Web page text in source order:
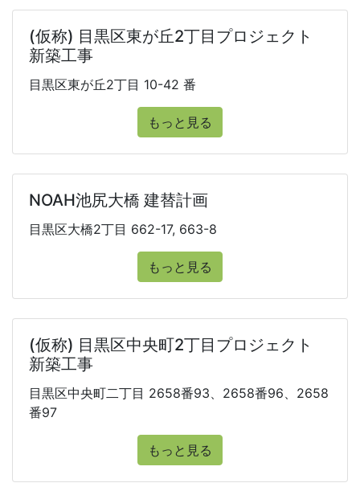
(仮称) 目黒区東が丘2丁目プロジェクト
新築工事
目黒区東が丘2丁目 10-42 番
もっと見る
NOAH池尻大橋 建替計画
目黒区大橋2丁目 662-17, 663-8
もっと見る
(仮称) 目黒区中央町2丁目プロジェクト
新築工事
目黒区中央町二丁目 2658番93、2658番96、2658
番97
もっと見る